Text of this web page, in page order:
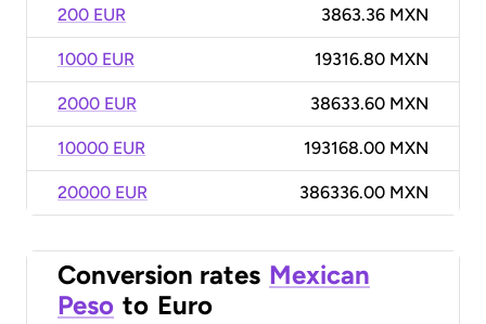
200 EUR 3863.36 MXN
1000 EUR 19316.80 MXN
2000 EUR 38633.60 MXN
10000 EUR 193168.00 MXN
20000 EUR 386336.00 MXN
Conversion rates Mexican
Peso to Euro